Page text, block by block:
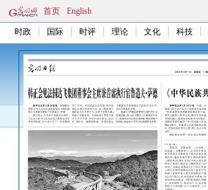
首页 English
时政 国际 时评 理论 文化 科技